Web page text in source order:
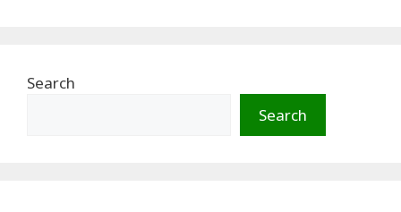
Search
Search